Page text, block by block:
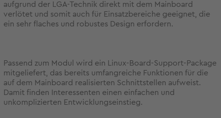
aufgrund der LGA-Technik direkt mit dem Mainboard
verlötet und somit auch für Einsatzbereiche geeignet, die
ein sehr flaches und robustes Design erfordern.
Passend zum Modul wird ein Linux-Board-Support-Package
mitgeliefert, das bereits umfangreiche Funktionen für die
auf dem Mainboard realisierten Schnittstellen aufweist.
Damit finden Interessenten einen einfachen und
unkomplizierten Entwicklungseinstieg.